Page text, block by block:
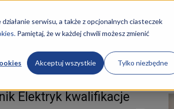
serwisu, a także z opcjonalnych ciasteczek
Pamiętaj, że w każdej chwili możesz zmienić
Akceptuj wszystkie Tylko niezbędne
KURSY O NAS REKRUTACJA
Elektryk kwalifikacje